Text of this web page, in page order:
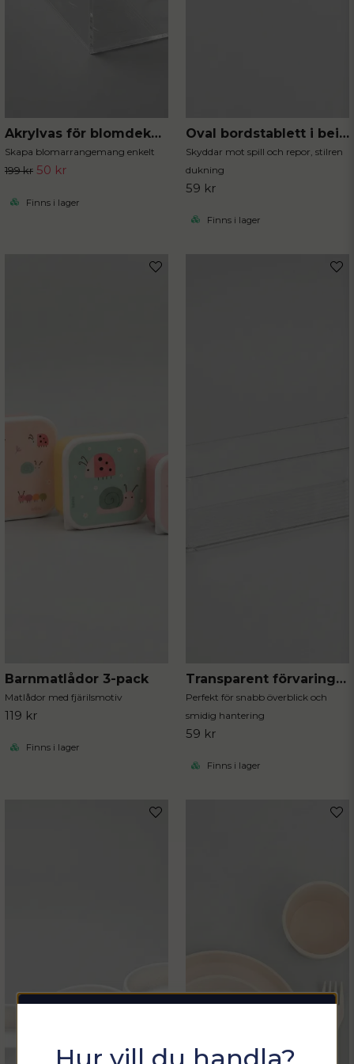
Akrylvas för blomdekorationer
Skapa blomarrangemang enkelt
199 kr 50 kr
Finns i lager
Oval bordstablett i beige
Skyddar mot spill och repor, stilren
dukning
59 kr
Finns i lager
Barnmatlådor 3-pack
Matlådor med fjärilsmotiv
119 kr
Finns i lager
Transparent förvaringslåda liten
Perfekt för snabb överblick och
smidig hantering
59 kr
Finns i lager
Sommarfixa med